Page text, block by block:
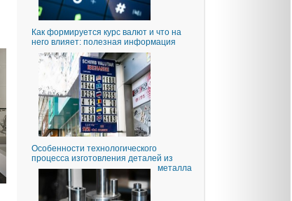
Как формируется курс валют и что на
него влияет: полезная информация
Особенности технологического
процесса изготовления деталей из
металла